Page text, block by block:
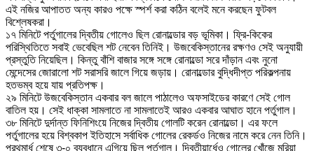
এই নজির আপাতত অন্য কারও পক্ষে স্পর্শ করা কঠিন বলেই মনে করছেন ফুটবল
বিশ্লেষকরা।
১৭ মিনিটে পর্তুগালের দ্বিতীয় গোলেও ছিল রোনাল্ডোর বড় ভূমিকা। ফ্রি-কিকের
পরিস্থিতিতে সবাই ভেবেছিল শট নেবেন তিনিই। উজবেকিস্তানের রক্ষণও সেই অনুযায়ী
প্রস্তুতি নিয়েছিল। কিন্তু বাঁশি বাজার সঙ্গে সঙ্গে রোনাল্ডো সরে দাঁড়ান এবং নুনো
মেন্দেসের জোরালো শট সরাসরি জালে গিয়ে জড়ায়। রোনাল্ডোর বুদ্ধিদীপ্ত পরিকল্পনায়
হতভম্ব হয়ে যায় প্রতিপক্ষ।
২৯ মিনিটে উজবেকিস্তান একবার বল জালে পাঠালেও অফসাইডের কারণে সেই গোল
বাতিল হয়। সেই ধাক্কা সামলাতে না সামলাতেই আরও একবার আঘাত হানে পর্তুগাল।
৩৮ মিনিটে দুর্দান্ত ফিনিশিংয়ে নিজের দ্বিতীয় গোলটি করেন রোনাল্ডো। এর ফলে
পর্তুগালের হয়ে বিশ্বকাপ ইতিহাসে সর্বাধিক গোলের রেকর্ডও নিজের নামে করে নেন তিনি।
প্রথমার্ধ শেষে ৩-০ ব্যবধানে এগিয়ে ছিল পর্তুগাল। দ্বিতীয়ার্ধেও গোলের খোঁজে মরিয়া